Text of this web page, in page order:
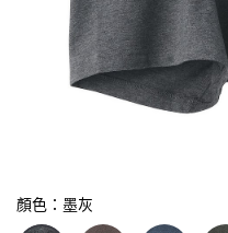
顏色：墨灰